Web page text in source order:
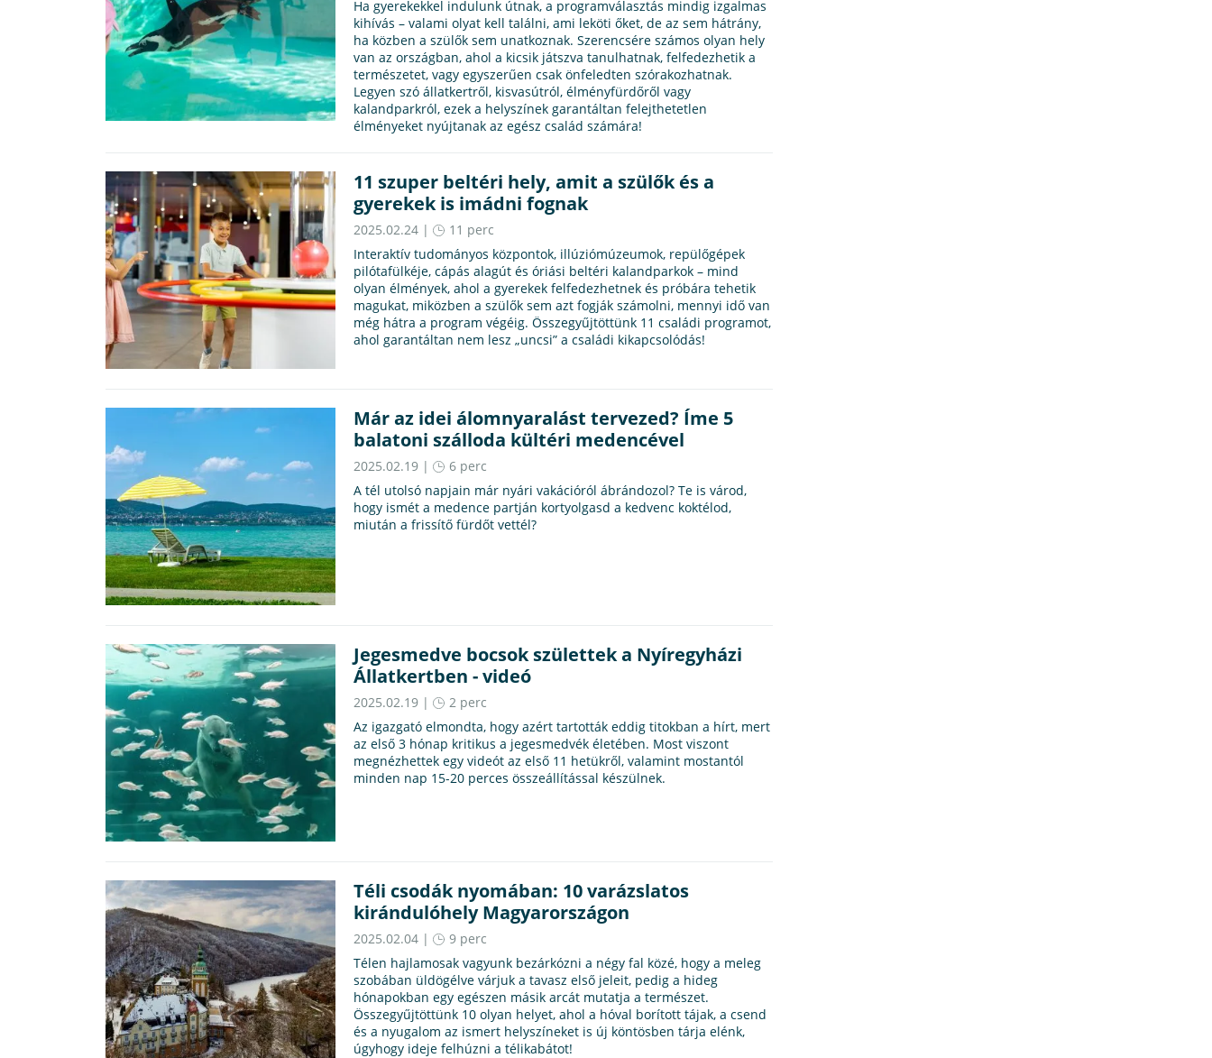
Ha gyerekekkel indulunk útnak, a programválasztás mindig izgalmas
kihívás – valami olyat kell találni, ami leköti őket, de az sem hátrány,
ha közben a szülők sem unatkoznak. Szerencsére számos olyan hely
van az országban, ahol a kicsik játszva tanulhatnak, felfedezhetik a
természetet, vagy egyszerűen csak önfeledten szórakozhatnak.
Legyen szó állatkertről, kisvasútról, élményfürdőről vagy
kalandparkról, ezek a helyszínek garantáltan felejthetetlen
élményeket nyújtanak az egész család számára!
11 szuper beltéri hely, amit a szülők és a
gyerekek is imádni fognak
2025.02.24 |
11 perc
Interaktív tudományos központok, illúziómúzeumok, repülőgépek
pilótafülkéje, cápás alagút és óriási beltéri kalandparkok – mind
olyan élmények, ahol a gyerekek felfedezhetnek és próbára tehetik
magukat, miközben a szülők sem azt fogják számolni, mennyi idő van
még hátra a program végéig. Összegyűjtöttünk 11 családi programot,
ahol garantáltan nem lesz „uncsi” a családi kikapcsolódás!
Már az idei álomnyaralást tervezed? Íme 5
balatoni szálloda kültéri medencével
2025.02.19 |
6 perc
A tél utolsó napjain már nyári vakációról ábrándozol? Te is várod,
hogy ismét a medence partján kortyolgasd a kedvenc koktélod,
miután a frissítő fürdőt vettél?
Jegesmedve bocsok születtek a Nyíregyházi
Állatkertben - videó
2025.02.19 |
2 perc
Az igazgató elmondta, hogy azért tartották eddig titokban a hírt, mert
az első 3 hónap kritikus a jegesmedvék életében. Most viszont
megnézhettek egy videót az első 11 hetükről, valamint mostantól
minden nap 15-20 perces összeállítással készülnek.
Téli csodák nyomában: 10 varázslatos
kirándulóhely Magyarországon
2025.02.04 |
9 perc
Télen hajlamosak vagyunk bezárkózni a négy fal közé, hogy a meleg
szobában üldögélve várjuk a tavasz első jeleit, pedig a hideg
hónapokban egy egészen másik arcát mutatja a természet.
Összegyűjtöttünk 10 olyan helyet, ahol a hóval borított tájak, a csend
és a nyugalom az ismert helyszíneket is új köntösben tárja elénk,
úgyhogy ideje felhúzni a télikabátot!